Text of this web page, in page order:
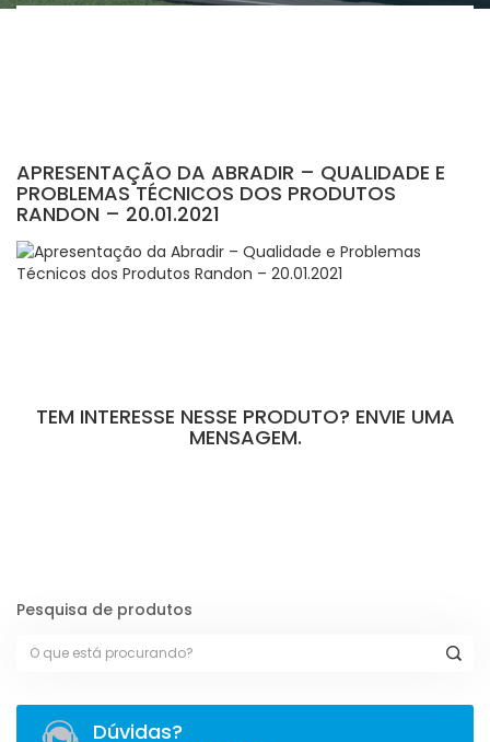
APRESENTAÇÃO DA ABRADIR – QUALIDADE E
PROBLEMAS TÉCNICOS DOS PRODUTOS
RANDON – 20.01.2021
TEM INTERESSE NESSE PRODUTO? ENVIE UMA
MENSAGEM.
Pesquisa de produtos
Dúvidas?